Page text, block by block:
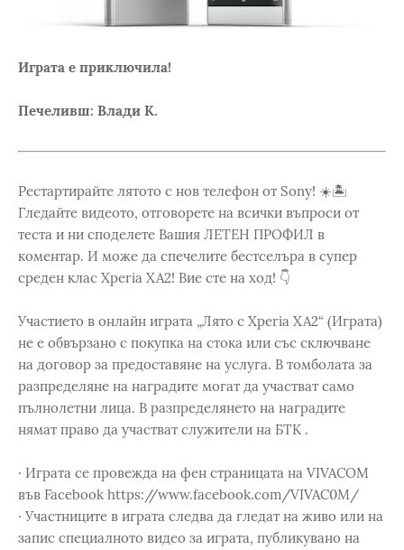
Играта е приключила!
Печеливш: Влади К.
Рестартирайте лятото с нов телефон от Sony! ☀️🏝️
Гледайте видеото, отговорете на всички въпроси от
теста и ни споделете Вашия ЛЕТЕН ПРОФИЛ в
коментар. И може да спечелите бестселъра в супер
среден клас Xperia XA2! Вие сте на ход! 👇
Участието в онлайн играта „Лято с Xperia XA2“ (Играта)
не е обвързано с покупка на стока или със сключване
на договор за предоставяне на услуга. В томболата за
разпределяне на наградите могат да участват само
пълнолетни лица. В разпределянето на наградите
нямат право да участват служители на БТК .
· Играта се провежда на фен страницата на VIVACOM
във Facebook https://www.facebook.com/VIVAC0M/
· Участниците в играта следва да гледат на живо или на
запис специалното видео за играта, публикувано на